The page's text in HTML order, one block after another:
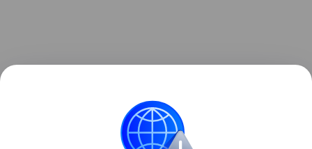
Он также известен как предприниматель